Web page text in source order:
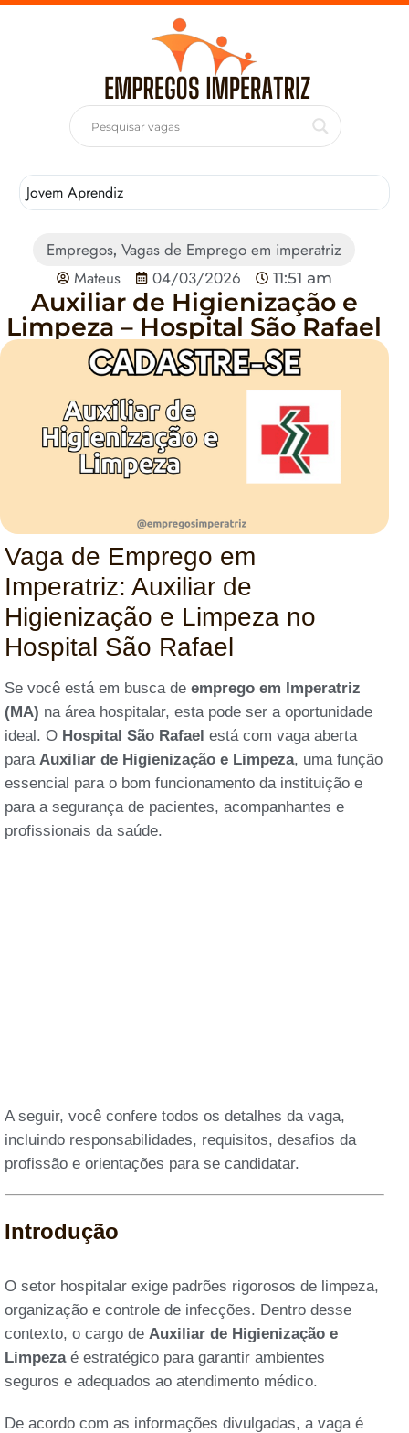
Jovem Aprendiz
Empregos,Vagas de Emprego em imperatriz
Mateus
04/03/2026 11:51 am
Auxiliar de Higienização e
Limpeza – Hospital São Rafael
Vaga de Emprego em
Imperatriz: Auxiliar de
Higienização e Limpeza no
Hospital São Rafael
Se você está em busca de emprego em Imperatriz
(MA) na área hospitalar, esta pode ser a oportunidade
ideal. O Hospital São Rafael está com vaga aberta
para Auxiliar de Higienização e Limpeza, uma função
essencial para o bom funcionamento da instituição e
para a segurança de pacientes, acompanhantes e
profissionais da saúde.
A seguir, você confere todos os detalhes da vaga,
incluindo responsabilidades, requisitos, desafios da
profissão e orientações para se candidatar.
Introdução
O setor hospitalar exige padrões rigorosos de limpeza,
organização e controle de infecções. Dentro desse
contexto, o cargo de Auxiliar de Higienização e
Limpezaé estratégico para garantir ambientes
seguros e adequados ao atendimento médico.
De acordo com as informações divulgadas, a vaga é